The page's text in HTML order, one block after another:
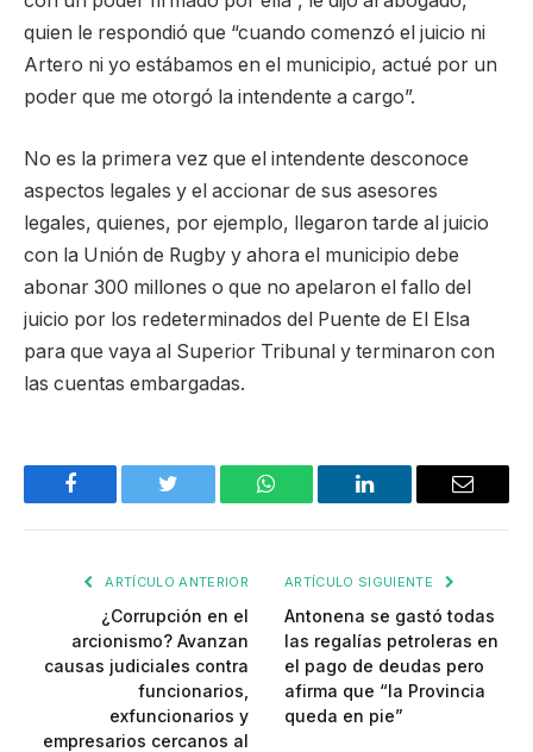
quien le respondió que “cuando comenzó el juicio ni
Artero ni yo estábamos en el municipio, actué por un
poder que me otorgó la intendente a cargo”.
No es la primera vez que el intendente desconoce
aspectos legales y el accionar de sus asesores
legales, quienes, por ejemplo, llegaron tarde al juicio
con la Unión de Rugby y ahora el municipio debe
abonar 300 millones o que no apelaron el fallo del
juicio por los redeterminados del Puente de El Elsa
para que vaya al Superior Tribunal y terminaron con
las cuentas embargadas.
Facebook Twitter WhatsApp LinkedIn Email
ARTÍCULO ANTERIOR
¿Corrupción en el
arcionismo? Avanzan
causas judiciales contra
funcionarios,
exfuncionarios y
empresarios cercanos al
ARTÍCULO SIGUIENTE
Antonena se gastó todas
las regalías petroleras en
el pago de deudas pero
afirma que “la Provincia
queda en pie”